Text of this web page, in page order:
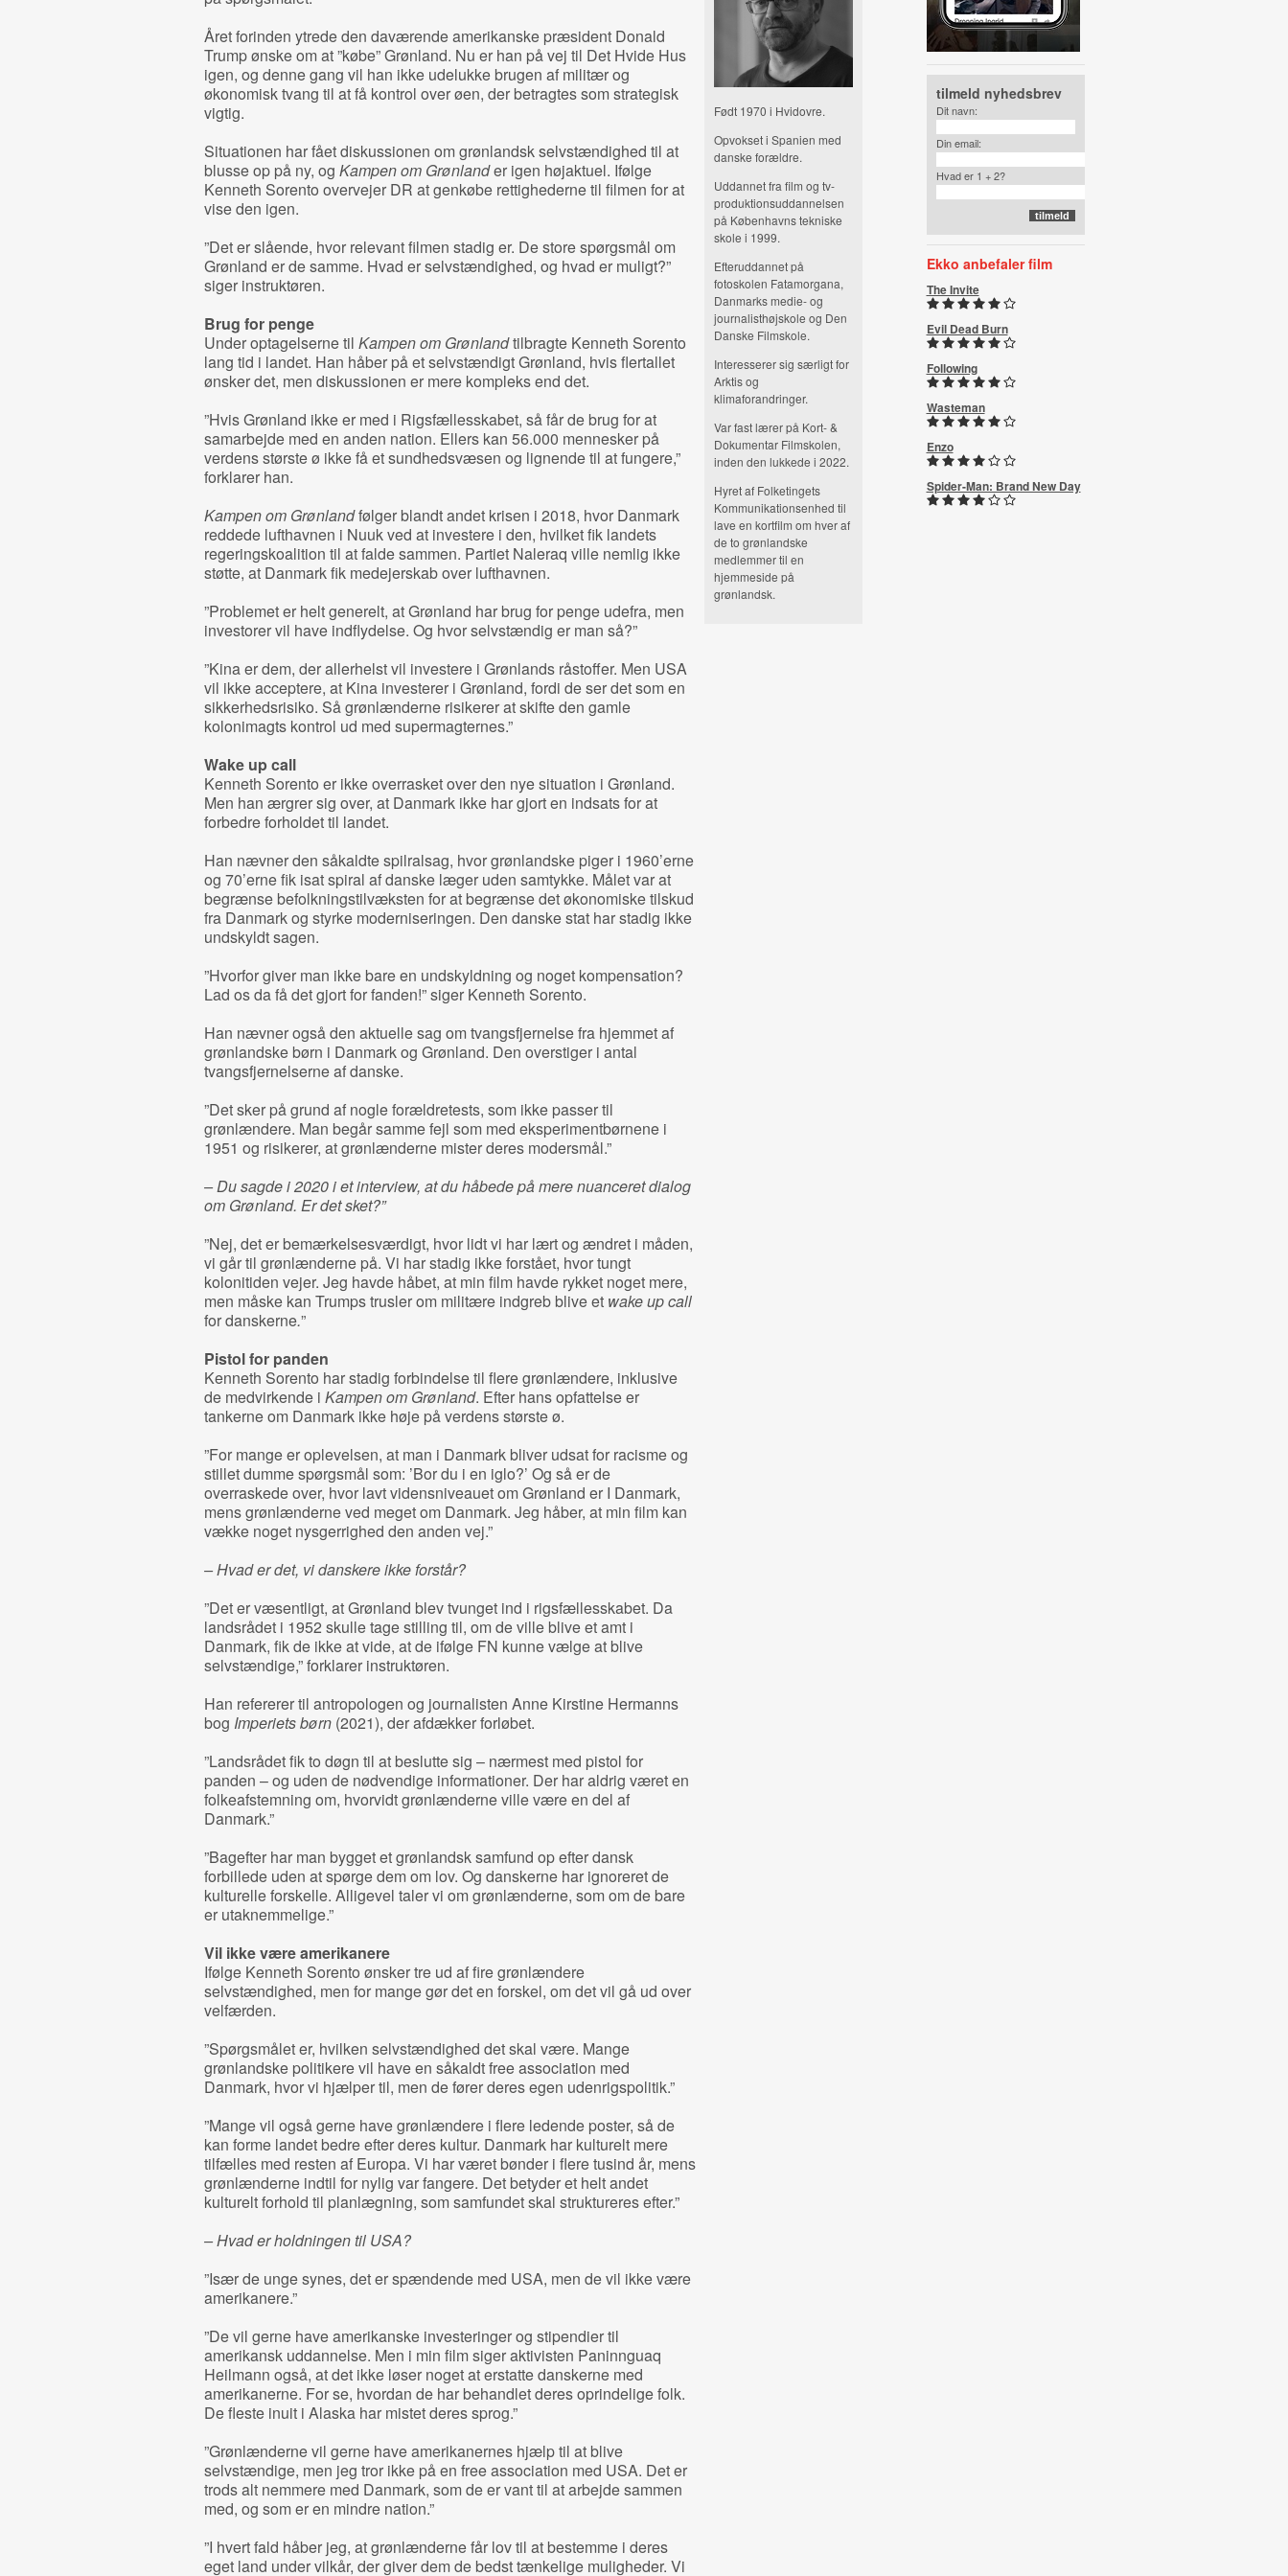
Året forinden ytrede den daværende amerikanske præsident Donald
Trump ønske om at ”købe” Grønland. Nu er han på vej til Det Hvide Hus
igen, og denne gang vil han ikke udelukke brugen af militær og
økonomisk tvang til at få kontrol over øen, der betragtes som strategisk
vigtig.
Situationen har fået diskussionen om grønlandsk selvstændighed til at
blusse op på ny, og Kampen om Grønlander igen højaktuel. Ifølge
Kenneth Sorento overvejer DR at genkøbe rettighederne til filmen for at
vise den igen.
”Det er slående, hvor relevant filmen stadig er. De store spørgsmål om
Grønland er de samme. Hvad er selvstændighed, og hvad er muligt?”
siger instruktøren.
Brug for penge
Under optagelserne til Kampen om Grønlandtilbragte Kenneth Sorento
lang tid i landet. Han håber på et selvstændigt Grønland, hvis flertallet
ønsker det, men diskussionen er mere kompleks end det.
”Hvis Grønland ikke er med i Rigsfællesskabet, så får de brug for at
samarbejde med en anden nation. Ellers kan 56.000 mennesker på
verdens største ø ikke få et sundhedsvæsen og lignende til at fungere,”
forklarer han.
Kampen om Grønlandfølger blandt andet krisen i 2018, hvor Danmark
reddede lufthavnen i Nuuk ved at investere i den, hvilket fik landets
regeringskoalition til at falde sammen. Partiet Naleraq ville nemlig ikke
støtte, at Danmark fik medejerskab over lufthavnen.
”Problemet er helt generelt, at Grønland har brug for penge udefra, men
investorer vil have indflydelse. Og hvor selvstændig er man så?”
”Kina er dem, der allerhelst vil investere i Grønlands råstoffer. Men USA
vil ikke acceptere, at Kina investerer i Grønland, fordi de ser det som en
sikkerhedsrisiko. Så grønlænderne risikerer at skifte den gamle
kolonimagts kontrol ud med supermagternes.”
Wake up call
Kenneth Sorento er ikke overrasket over den nye situation i Grønland.
Men han ærgrer sig over, at Danmark ikke har gjort en indsats for at
forbedre forholdet til landet.
Han nævner den såkaldte spilralsag, hvor grønlandske piger i 1960’erne
og 70’erne fik isat spiral af danske læger uden samtykke. Målet var at
begrænse befolkningstilvæksten for at begrænse det økonomiske tilskud
fra Danmark og styrke moderniseringen. Den danske stat har stadig ikke
undskyldt sagen.
”Hvorfor giver man ikke bare en undskyldning og noget kompensation?
Lad os da få det gjort for fanden!” siger Kenneth Sorento.
Han nævner også den aktuelle sag om tvangsfjernelse fra hjemmet af
grønlandske børn i Danmark og Grønland. Den overstiger i antal
tvangsfjernelserne af danske.
”Det sker på grund af nogle forældretests, som ikke passer til
grønlændere. Man begår samme fejl som med eksperimentbørnene i
1951 og risikerer, at grønlænderne mister deres modersmål.”
– Du sagde i 2020 i et interview, at du håbede på mere nuanceret dialog
om Grønland. Er det sket?”
”Nej, det er bemærkelsesværdigt, hvor lidt vi har lært og ændret i måden,
vi går til grønlænderne på. Vi har stadig ikke forstået, hvor tungt
kolonitiden vejer. Jeg havde håbet, at min film havde rykket noget mere,
men måske kan Trumps trusler om militære indgreb blive et wake up call
for danskerne.”
Pistol for panden
Kenneth Sorento har stadig forbindelse til flere grønlændere, inklusive
de medvirkende i Kampen om Grønland. Efter hans opfattelse er
tankerne om Danmark ikke høje på verdens største ø.
”For mange er oplevelsen, at man i Danmark bliver udsat for racisme og
stillet dumme spørgsmål som: ’Bor du i en iglo?’ Og så er de
overraskede over, hvor lavt vidensniveauet om Grønland er I Danmark,
mens grønlænderne ved meget om Danmark. Jeg håber, at min film kan
vække noget nysgerrighed den anden vej.”
– Hvad er det, vi danskere ikke forstår?
”Det er væsentligt, at Grønland blev tvunget ind i rigsfællesskabet. Da
landsrådet i 1952 skulle tage stilling til, om de ville blive et amt i
Danmark, fik de ikke at vide, at de ifølge FN kunne vælge at blive
selvstændige,” forklarer instruktøren.
Han refererer til antropologen og journalisten Anne Kirstine Hermanns
bog Imperiets børn (2021), der afdækker forløbet.
”Landsrådet fik to døgn til at beslutte sig – nærmest med pistol for
panden – og uden de nødvendige informationer. Der har aldrig været en
folkeafstemning om, hvorvidt grønlænderne ville være en del af
Danmark.”
”Bagefter har man bygget et grønlandsk samfund op efter dansk
forbillede uden at spørge dem om lov. Og danskerne har ignoreret de
kulturelle forskelle. Alligevel taler vi om grønlænderne, som om de bare
er utaknemmelige.”
Vil ikke være amerikanere
Ifølge Kenneth Sorento ønsker tre ud af fire grønlændere
selvstændighed, men for mange gør det en forskel, om det vil gå ud over
velfærden.
”Spørgsmålet er, hvilken selvstændighed det skal være. Mange
grønlandske politikere vil have en såkaldt free association med
Danmark, hvor vi hjælper til, men de fører deres egen udenrigspolitik.”
”Mange vil også gerne have grønlændere i flere ledende poster, så de
kan forme landet bedre efter deres kultur. Danmark har kulturelt mere
tilfælles med resten af Europa. Vi har været bønder i flere tusind år, mens
grønlænderne indtil for nylig var fangere. Det betyder et helt andet
kulturelt forhold til planlægning, som samfundet skal struktureres efter.”
– Hvad er holdningen til USA?
”Især de unge synes, det er spændende med USA, men de vil ikke være
amerikanere.”
”De vil gerne have amerikanske investeringer og stipendier til
amerikansk uddannelse. Men i min film siger aktivisten Paninnguaq
Heilmann også, at det ikke løser noget at erstatte danskerne med
amerikanerne. For se, hvordan de har behandlet deres oprindelige folk.
De fleste inuit i Alaska har mistet deres sprog.”
”Grønlænderne vil gerne have amerikanernes hjælp til at blive
selvstændige, men jeg tror ikke på en free association med USA. Det er
trods alt nemmere med Danmark, som de er vant til at arbejde sammen
med, og som er en mindre nation.”
”I hvert fald håber jeg, at grønlænderne får lov til at bestemme i deres
eget land under vilkår, der giver dem de bedst tænkelige muligheder. Vi
Født 1970 i Hvidovre.
Opvokset i Spanien med
danske forældre.
Uddannet fra film og tv-
produktionsuddannelsen
på Københavns tekniske
skole i 1999.
Efteruddannet på
fotoskolen Fatamorgana,
Danmarks medie- og
journalisthøjskole og Den
Danske Filmskole.
Interesserer sig særligt for
Arktis og
klimaforandringer.
Var fast lærer på Kort- &
Dokumentar Filmskolen,
inden den lukkede i 2022.
Hyret af Folketingets
Kommunikationsenhed til
lave en kortfilm om hver af
de to grønlandske
medlemmer til en
hjemmeside på
grønlandsk.
tilmeld nyhedsbrev
Dit navn:
Din email:
Hvad er 1 + 2?
Ekko anbefaler film
The Invite
Evil Dead Burn
Following
Wasteman
Enzo
Spider-Man: Brand New Day